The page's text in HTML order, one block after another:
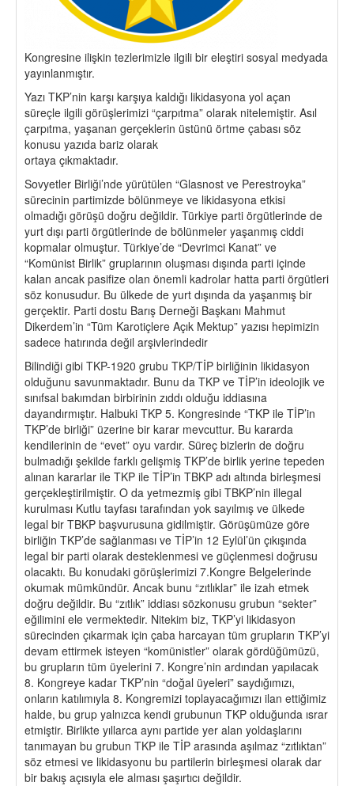
Kongresine ilişkin tezlerimizle ilgili bir eleştiri sosyal medyada
yayınlanmıştır.
Yazı TKP’nin karşı karşıya kaldığı likidasyona yol açan
süreçle ilgili görüşlerimizi “çarpıtma” olarak nitelemiştir. Asıl
çarpıtma, yaşanan gerçeklerin üstünü örtme çabası söz
konusu yazıda bariz olarak
ortaya çıkmaktadır.
Sovyetler Birliği’nde yürütülen “Glasnost ve Perestroyka”
sürecinin partimizde bölünmeye ve likidasyona etkisi
olmadığı görüşü doğru değildir. Türkiye parti örgütlerinde de
yurt dışı parti örgütlerinde de bölünmeler yaşanmış ciddi
kopmalar olmuştur. Türkiye’de “Devrimci Kanat” ve
“Komünist Birlik” gruplarının oluşması dışında parti içinde
kalan ancak pasifize olan önemli kadrolar hatta parti örgütleri
söz konusudur. Bu ülkede de yurt dışında da yaşanmış bir
gerçektir. Parti dostu Barış Derneği Başkanı Mahmut
Dikerdem’in “Tüm Karotiçlere Açık Mektup” yazısı hepimizin
sadece hatırında değil arşivlerindedir
Bilindiği gibi TKP-1920 grubu TKP/TİP birliğinin likidasyon
olduğunu savunmaktadır. Bunu da TKP ve TİP’in ideolojik ve
sınıfsal bakımdan birbirinin zıddı olduğu iddiasına
dayandırmıştır. Halbuki TKP 5. Kongresinde “TKP ile TİP’in
TKP’de birliği” üzerine bir karar mevcuttur. Bu kararda
kendilerinin de “evet” oyu vardır. Süreç bizlerin de doğru
bulmadığı şekilde farklı gelişmiş TKP’de birlik yerine tepeden
alınan kararlar ile TKP ile TİP’in TBKP adı altında birleşmesi
gerçekleştirilmiştir. O da yetmezmiş gibi TBKP’nin illegal
kurulması Kutlu tayfası tarafından yok sayılmış ve ülkede
legal bir TBKP başvurusuna gidilmiştir. Görüşümüze göre
birliğin TKP’de sağlanması ve TİP’in 12 Eylül’ün çıkışında
legal bir parti olarak desteklenmesi ve güçlenmesi doğrusu
olacaktı. Bu konudaki görüşlerimizi 7.Kongre Belgelerinde
okumak mümkündür. Ancak bunu “zıtlıklar” ile izah etmek
doğru değildir. Bu “zıtlık” iddiası sözkonusu grubun “sekter”
eğilimini ele vermektedir. Nitekim biz, TKP’yi likidasyon
sürecinden çıkarmak için çaba harcayan tüm grupların TKP’yi
devam ettirmek isteyen “komünistler” olarak gördüğümüzü,
bu grupların tüm üyelerini 7. Kongre’nin ardından yapılacak
8. Kongreye kadar TKP’nin “doğal üyeleri” saydığımızı,
onların katılımıyla 8. Kongremizi toplayacağımızı ilan ettiğimiz
halde, bu grup yalnızca kendi grubunun TKP olduğunda ısrar
etmiştir. Birlikte yıllarca aynı partide yer alan yoldaşlarını
tanımayan bu grubun TKP ile TİP arasında aşılmaz “zıtlıktan”
söz etmesi ve likidasyonu bu partilerin birleşmesi olarak dar
bir bakış açısıyla ele alması şaşırtıcı değildir.